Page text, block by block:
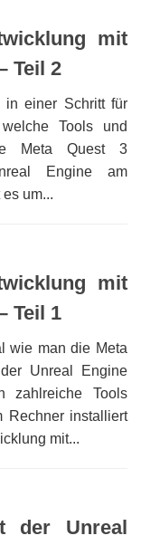
mit
Teil 2
in einer Schritt für
Tools und
Meta Quest 3
Engine am
um...
mit
Teil 1
wie man die Meta
Unreal Engine
zahlreiche Tools
Rechner installiert
mit...
der Unreal